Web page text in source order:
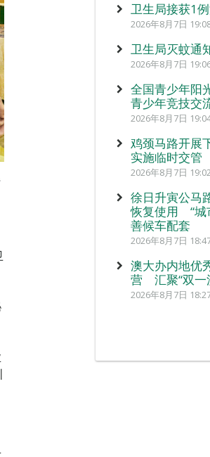
卫生局接获1
2026年8月7日
卫生局灭蚊通
2026年8月7日
全国青少年阳
青少年竞技交
2026年8月7日
鸡颈马路开
实施临时交管
2026年8月7日
徐日升寅公马
恢复使用 “城
善候车配套
2026年8月7日
澳大办内地优
营 汇聚“双一
2026年8月7日